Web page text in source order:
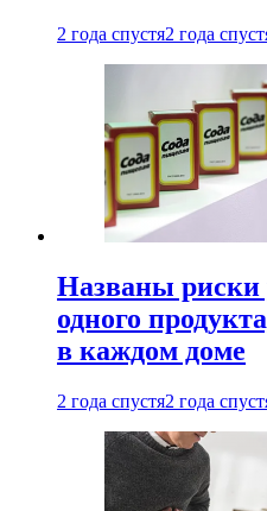
2 года спустя2 года
Названы риски
одного
в каждом доме
2 года спустя2 года